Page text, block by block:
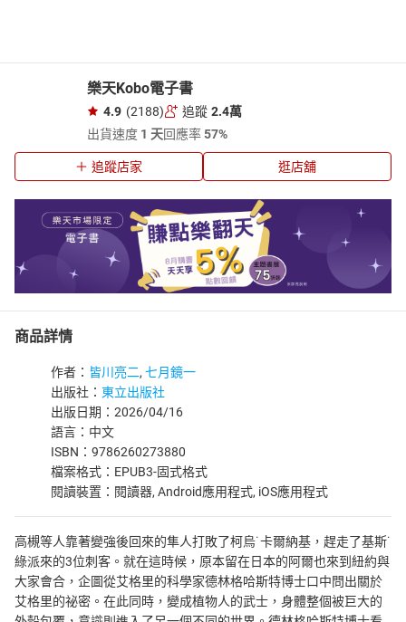
樂天Kobo電子書
4.9 (2188) 追蹤 2.4萬
出貨速度 1 天回應率57%
追蹤店家 逛店舖
商品詳情
作者： 皆川亮二, 七月鏡一
出版社： 東立出版社
出版日期：2026/04/16
語言：中文
ISBN：9786260273880
檔案格式：EPUB3-固式格式
閱讀裝置：閱讀器, Android應用程式, iOS應用程式
高槻等人靠著變強後回來的隼人打敗了柯烏˙卡爾納基，趕走了基斯˙
綠派來的3位刺客。就在這時候，原本留在日本的阿爾也來到紐約與
大家會合，企圖從艾格里的科學家德林格哈斯特博士口中問出關於
艾格里的祕密。在此同時，變成植物人的武士，身體整個被巨大的